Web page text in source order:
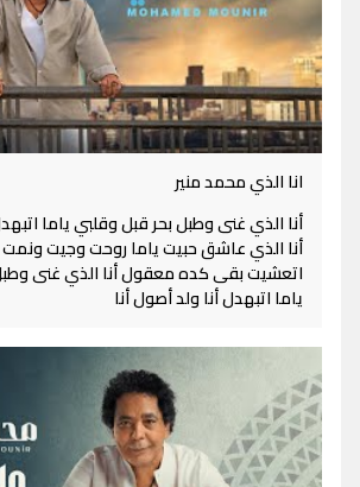
انا الذي محمد منير
أنا الذي غنى وطبل بحر قبل وقلبي ياما
أنا الذي عاشق حبيت ياما روحت وجيت
اتعشيت بقى كده معقول أنا الذي غنى
ياما اتبهدل أنا ولد أصول أنا